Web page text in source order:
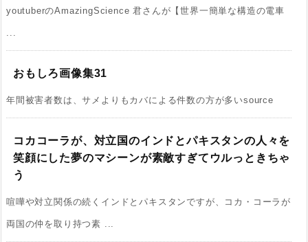
youtuberのAmazingScience 君さんが【世界一簡単な構造の電車
...
おもしろ画像集31
年間被害者数は、サメよりもカバによる件数の方が多いsource
コカコーラが、対立国のインドとパキスタンの人々を
笑顔にした夢のマシーンが素敵すぎてウルっときちゃ
う
喧嘩や対立関係の続くインドとパキスタンですが、コカ・コーラが
両国の仲を取り持つ素 ...